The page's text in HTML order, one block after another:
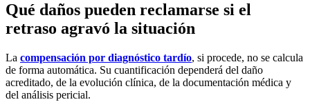
Qué daños pueden reclamarse si el
retraso agravó la situación
La compensación por diagnóstico tardío, si procede, no se calcula
de forma automática. Su cuantificación dependerá del daño
acreditado, de la evolución clínica, de la documentación médica y
del análisis pericial.